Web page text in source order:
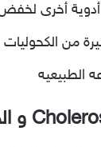
أدوية أخرى
من الكحوليات
الطبيعيه